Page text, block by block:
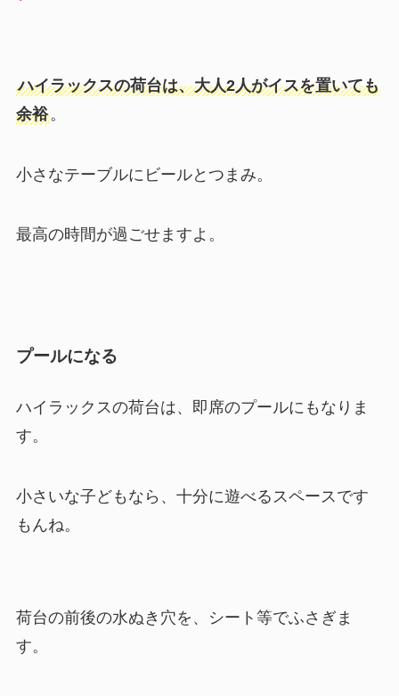
ハイラックスの荷台は、大人2人がイスを置いても
余裕。
小さなテーブルにビールとつまみ。
最高の時間が過ごせますよ。
プールになる
ハイラックスの荷台は、即席のプールにもなりま
す。
小さいな子どもなら、十分に遊べるスペースです
もんね。
荷台の前後の水ぬき穴を、シート等でふさぎま
す。